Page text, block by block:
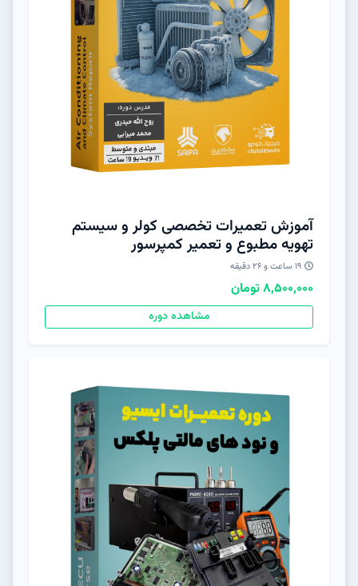
آموزش تعمیرات تخصصی کولر و سیستم
تهویه مطبوع و تعمیر کمپرسور
19 ساعت و 26 دقیقه
8,500,000 تومان
مشاهده دوره